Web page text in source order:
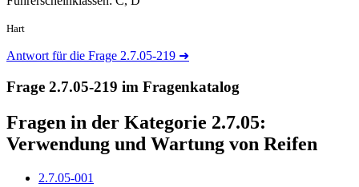
Hart
Antwort für die Frage 2.7.05-219 ➜
Frage 2.7.05-219 im Fragenkatalog
Fragen in der Kategorie 2.7.05:
Verwendung und Wartung von Reifen
2.7.05-001